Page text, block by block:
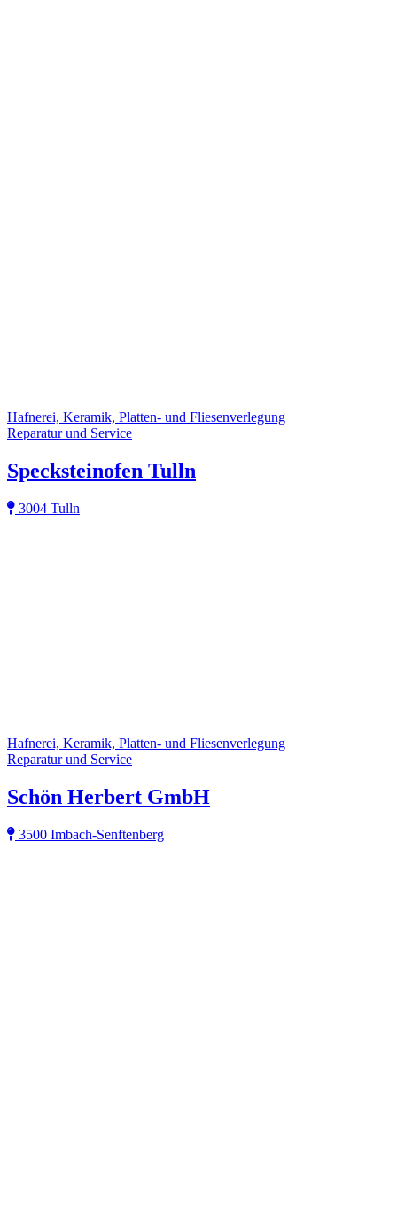
Hafnerei, Keramik, Platten- und Fliesenverlegung
Reparatur und Service
Specksteinofen Tulln
3004 Tulln
Hafnerei, Keramik, Platten- und Fliesenverlegung
Reparatur und Service
Schön Herbert GmbH
3500 Imbach-Senftenberg